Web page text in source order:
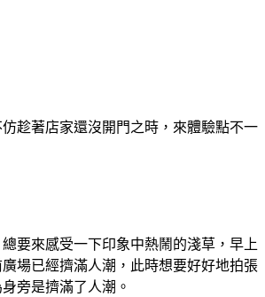
趁著店家還沒開門之時，來體驗點不一
要來感受一下印象中熱鬧的淺草，早上
場已經擠滿人潮，此時想要好好地拍張
旁是擠滿了人潮。